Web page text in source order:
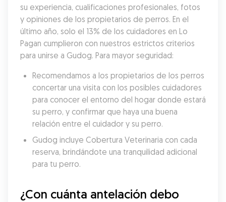
su experiencia, cualificaciones profesionales, fotos
y opiniones de los propietarios de perros. En el
último año, solo el 13% de los cuidadores en Lo
Pagan cumplieron con nuestros estrictos criterios
para unirse a Gudog. Para mayor seguridad:
Recomendamos a los propietarios de los perros
concertar una visita con los posibles cuidadores
para conocer el entorno del hogar donde estará
su perro, y confirmar que haya una buena
relación entre el cuidador y su perro.
Gudog incluye Cobertura Veterinaria con cada
reserva, brindándote una tranquilidad adicional
para tu perro.
¿Con cuánta antelación debo